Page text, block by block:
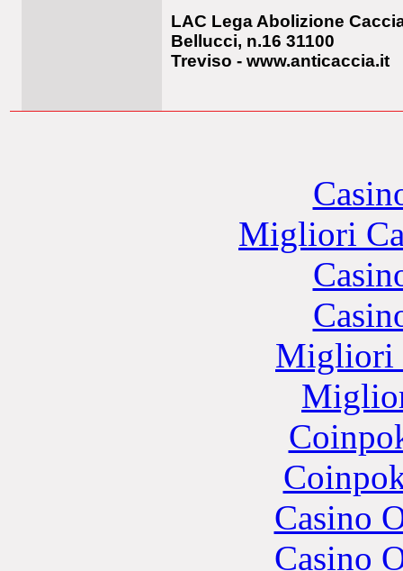
LAC Lega Abolizione
Bellucci, n.16 31100
Treviso - www.anticaccia.it
Migliori
Migliori
Casino
Casino